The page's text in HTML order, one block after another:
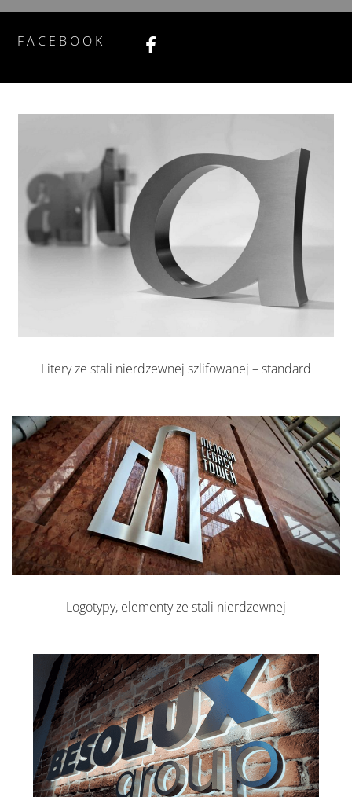
FACEBOOK
Litery ze stali nierdzewnej szlifowanej – standard
Logotypy, elementy ze stali nierdzewnej